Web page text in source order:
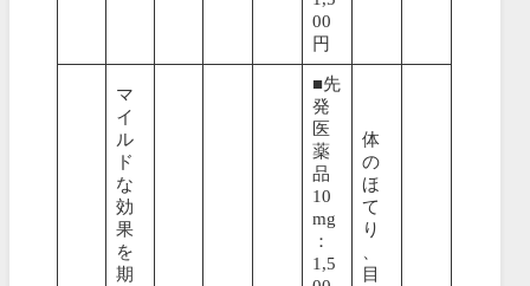
00
円
マ
イ
ル
ド
な
効
果
を
期
■先
発
医
薬
品
10
mg
：
1,5
体
の
ほ
て
り
目